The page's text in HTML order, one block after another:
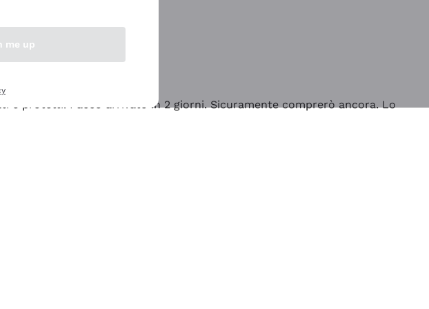
e protetti. Pacco arrivato in 2 giorni. Sicuramente comprerò ancora. Lo
me up